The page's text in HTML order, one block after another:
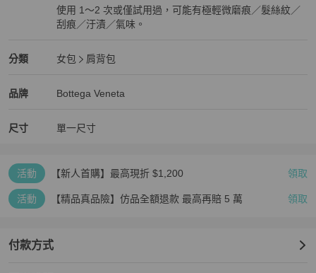
使用 1～2 次或僅試用過，可能有極輕微磨痕／髮絲紋／
刮痕／汙漬／氣味。
分類
Bottega Veneta 女包分類資訊
女包
肩背包
品牌
Bottega Veneta精品女包品牌介紹
Bottega Veneta
Bottega Veneta推薦清單
尺寸 單一尺寸
活動 【新人首購】最高現折 $1,200 領取
活動 【精品真品險】仿品全額退款 最高再賠 5 萬 領取
付款方式